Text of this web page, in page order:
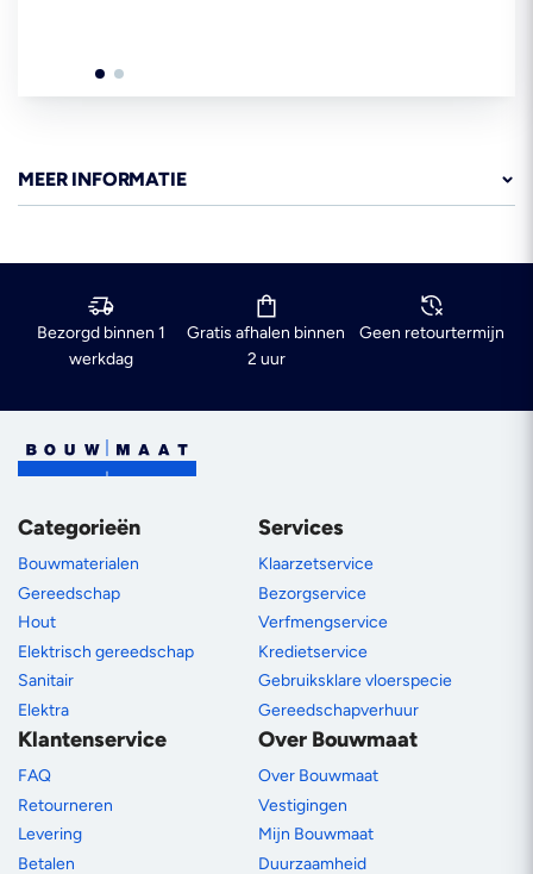
MEER INFORMATIE
Bezorgd binnen 1
werkdag
Gratis afhalen binnen
2 uur
Geen retourtermijn
Categorieën
Bouwmaterialen
Gereedschap
Hout
Elektrisch gereedschap
Sanitair
Elektra
Services
Klaarzetservice
Bezorgservice
Verfmengservice
Kredietservice
Gebruiksklare vloerspecie
Gereedschapverhuur
Klantenservice
FAQ
Retourneren
Levering
Betalen
Over Bouwmaat
Over Bouwmaat
Vestigingen
Mijn Bouwmaat
Duurzaamheid